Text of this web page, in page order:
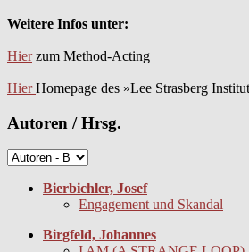
Weitere Infos unter:
Hierzum Method-Acting
Hier Homepage des »Lee Strasberg
Autoren / Hrsg.
Bierbichler, Josef
Engagement und Skandal
Birgfeld, Johannes